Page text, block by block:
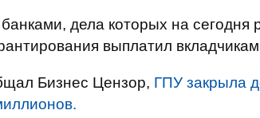
дела которых на
выплатил
Бизнес Цензор, ГПУ закрыла